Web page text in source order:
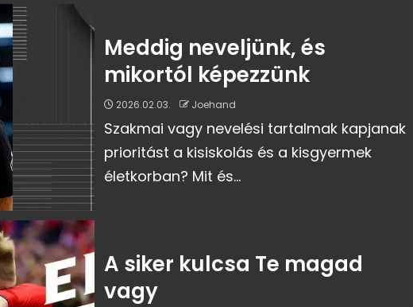
Meddig neveljünk, és
mikortól képezzünk
2026.02.03. Joehand
Szakmai vagy nevelési tartalmak kapjanak
prioritást a kisiskolás és a kisgyermek
életkorban? Mit és...
A siker kulcsa Te magad
vagy